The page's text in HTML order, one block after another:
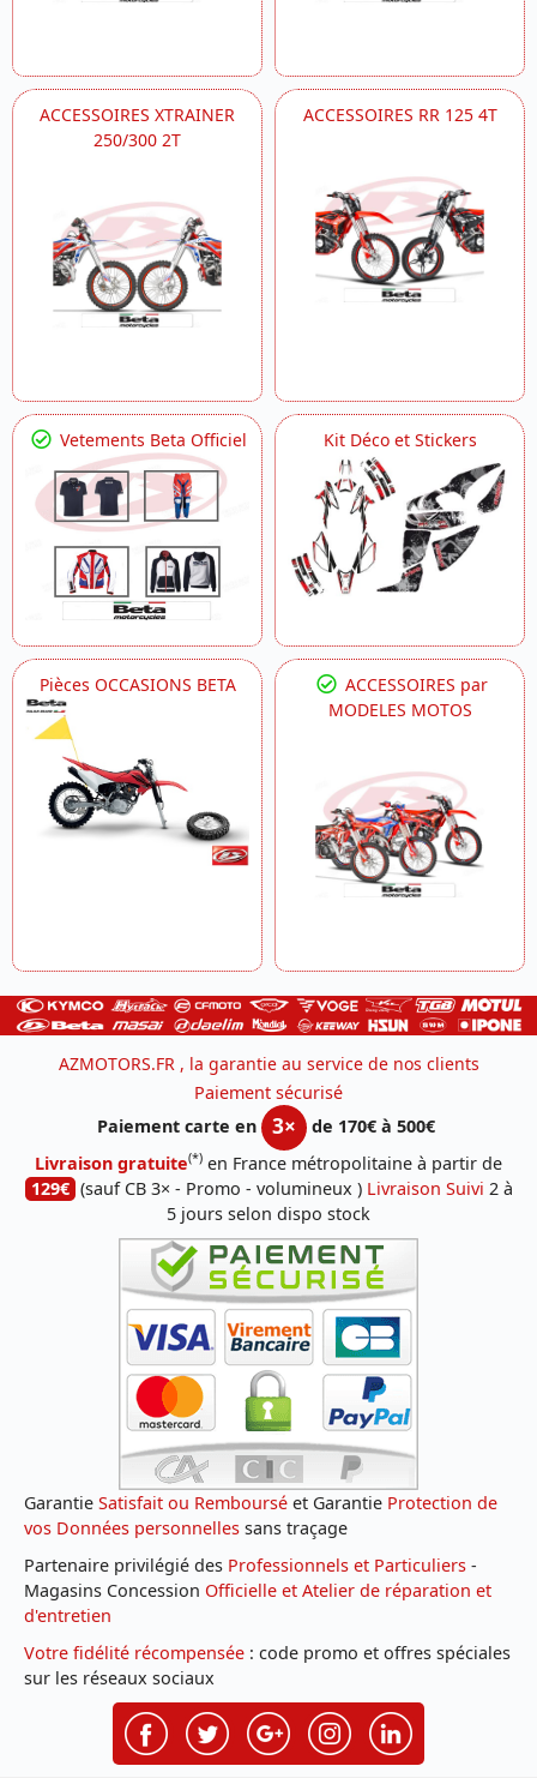
ACCESSOIRES XTRAINER
250/300 2T
ACCESSOIRES RR 125 4T
Vetements Beta Officiel Kit Déco et Stickers
Pièces OCCASIONS BETA
ACCESSOIRES par
MODELES MOTOS
AZMOTORS.FR , la garantie au service de nos clients
Paiement sécurisé
Paiement carte en
3×
de 170€ à 500€
Livraison gratuite(*) en France métropolitaine à partir de
129€ (sauf CB 3× - Promo - volumineux ) Livraison Suivi 2 à
5 jours selon dispo stock
Garantie Satisfait ou Remboursé et Garantie Protection de
vos Données personnelles sans traçage
Partenaire privilégié des Professionnels et Particuliers -
Magasins Concession Officielle et Atelier de réparation et
d'entretien
Votre fidélité récompensée : code promo et offres spéciales
sur les réseaux sociaux